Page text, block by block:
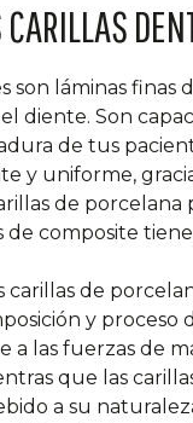
son láminas
diente. Son
de tus
y uniforme,
de porcelana
de composite
carillas de
y
las fuerzas de
que las
a su